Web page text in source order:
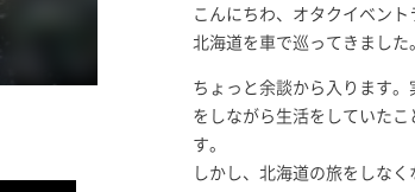
こんにちわ、オタクイベン
北海道を車で巡ってきました
ちょっと余談から入ります
をしながら生活をしていた
す。
しかし、北海道の旅をしな